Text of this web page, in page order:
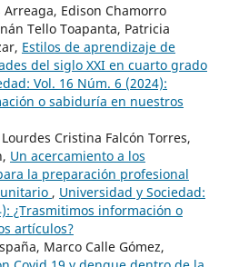
Arreaga, Edison Chamorro
Tello Toapanta, Patricia
Estilos de aprendizaje de
del siglo XXI en cuarto grado
Vol. 16 Núm. 6 (2024):
o sabiduría en nuestros
Cristina Falcón Torres,
Un acercamiento a los
la preparación profesional
, Universidad y Sociedad:
¿Trasmitimos información o
artículos?
Marco Calle Gómez,